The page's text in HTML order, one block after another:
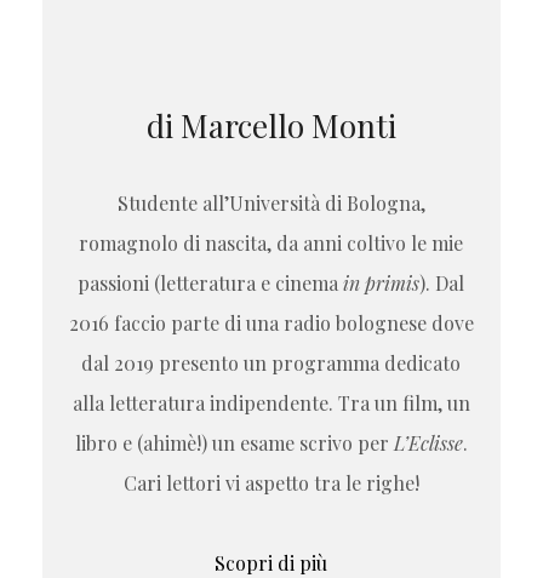
di Marcello Monti
Studente all’Università di Bologna,
romagnolo di nascita, da anni coltivo le mie
passioni (letteratura e cinemain primis). Dal
2016 faccio parte di una radio bolognese dove
dal 2019 presento un programma dedicato
alla letteratura indipendente. Tra un film, un
libro e (ahimè!) un esame scrivo perL’Eclisse.
Cari lettori vi aspetto tra le righe!
Scopri di più